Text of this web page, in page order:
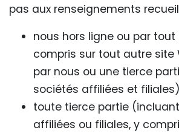
pas aux renseignements
nous hors ligne ou par
compris sur tout autre site
par nous ou une tierce
sociétés affiliées et
toute tierce partie
affiliées ou filiales, y